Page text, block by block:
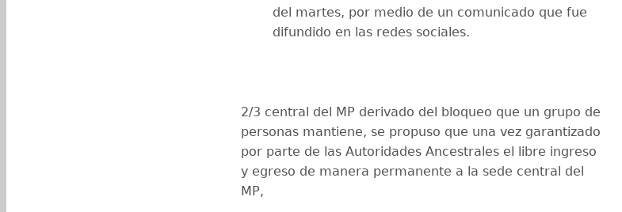
del martes, por medio de un comunicado que fue
difundido en las redes sociales.
2/3 central del MP derivado del bloqueo que un grupo de
personas mantiene, se propuso que una vez garantizado
por parte de las Autoridades Ancestrales el libre ingreso
y egreso de manera permanente a la sede central del
MP,